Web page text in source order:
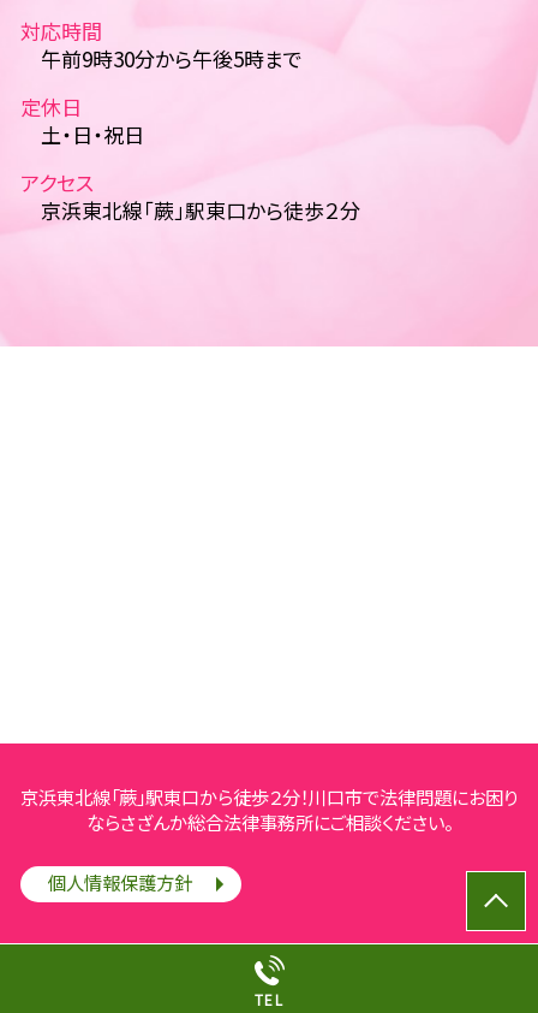
対応時間
午前9時30分から午後5時まで
定休日
土・日・祝日
アクセス
京浜東北線「蕨」駅東口から徒歩２分
京浜東北線「蕨」駅東口から徒歩２分！川口市で法律問題にお困り
ならさざんか総合法律事務所にご相談ください。
個人情報保護方針